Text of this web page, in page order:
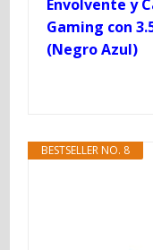
Envolvente y
Gaming con
(Negro Azul)
BESTSELLER NO. 8